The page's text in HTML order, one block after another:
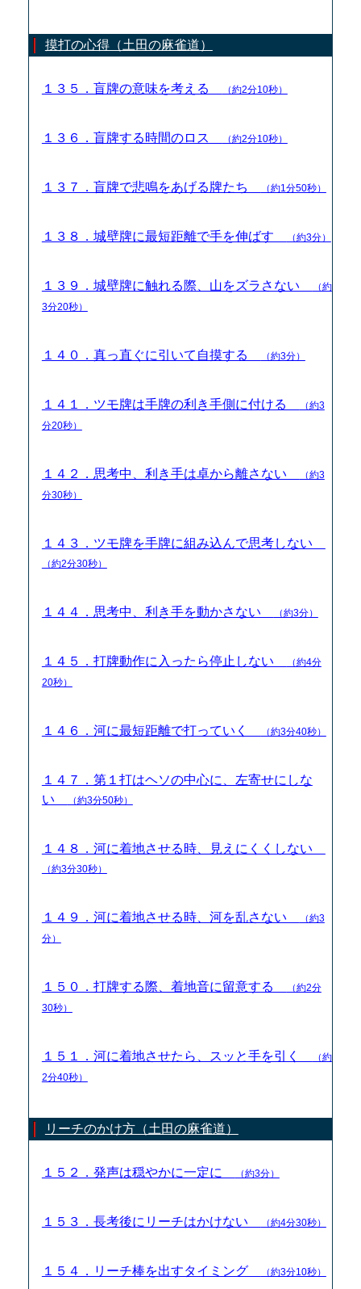
摸打の心得（土田の麻雀道）
１３５．盲牌の意味を考える （約2分10秒）
１３６．盲牌する時間のロス （約2分10秒）
１３７．盲牌で悲鳴をあげる牌たち （約1分50秒）
１３８．城壁牌に最短距離で手を伸ばす （約3分）
１３９．城壁牌に触れる際、山をズラさない
（約
3分20秒）
１４０．真っ直ぐに引いて自摸する （約3分）
１４１．ツモ牌は手牌の利き手側に付ける
（約3
分20秒）
１４２．思考中、利き手は卓から離さない
（約3
分30秒）
１４３．ツモ牌を手牌に組み込んで思考しない
（約2分30秒）
１４４．思考中、利き手を動かさない （約3分）
１４５．打牌動作に入ったら停止しない
（約4分
20秒）
１４６．河に最短距離で打っていく （約3分40秒）
１４７．第１打はヘソの中心に、左寄せにしな
い
（約3分50秒）
１４８．河に着地させる時、見えにくくしない
（約3分30秒）
１４９．河に着地させる時、河を乱さない
（約3
分）
１５０．打牌する際、着地音に留意する
（約2分
30秒）
１５１．河に着地させたら、スッと手を引く
（約
2分40秒）
リーチのかけ方（土田の麻雀道）
１５２．発声は穏やかに一定に （約3分）
１５３．長考後にリーチはかけない （約4分30秒）
１５４．リーチ棒を出すタイミング （約3分10秒）